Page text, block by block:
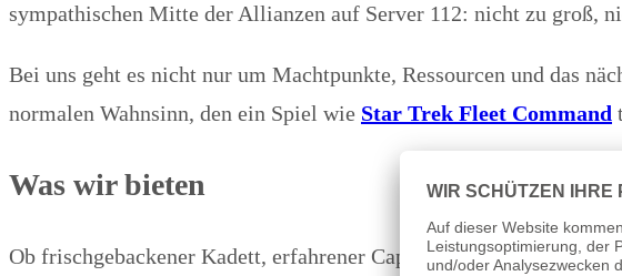
sympathischen Mitte der Allianzen auf Server 112: nicht zu groß,
Bei uns geht es nicht nur um Machtpunkte, Ressourcen und das
normalen Wahnsinn, den ein Spiel wie Star Trek Fleet Command
Was wir bieten
Ob frischgebackener Kadett, erfahrener Captain oder taktisch